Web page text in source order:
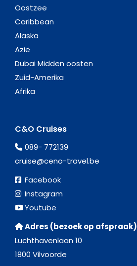
Oostzee
Caribbean
Alaska
Azië
Dubai Midden oosten
Zuid-Amerika
Afrika
C&O Cruises
089- 772139
cruise@ceno-travel.be
Facebook
Instagram
Youtube
Adres (bezoek op afspraak)
Luchthavenlaan 10
1800 Vilvoorde